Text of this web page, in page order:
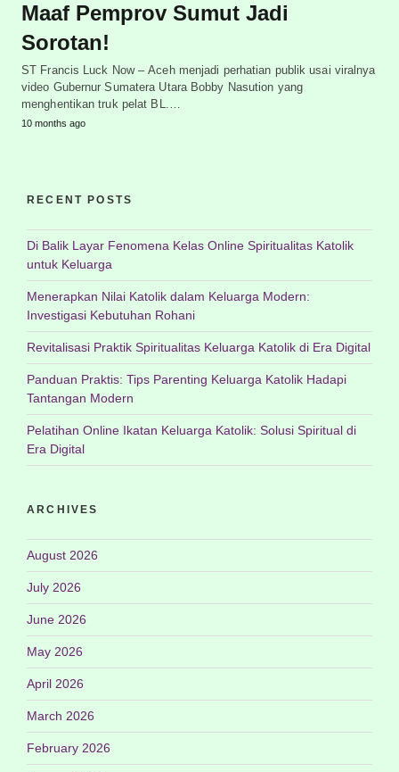
Maaf Pemprov Sumut Jadi
Sorotan!
ST Francis Luck Now – Aceh menjadi perhatian publik usai viralnya
video Gubernur Sumatera Utara Bobby Nasution yang
menghentikan truk pelat BL.…
10 months ago
RECENT POSTS
Di Balik Layar Fenomena Kelas Online Spiritualitas Katolik
untuk Keluarga
Menerapkan Nilai Katolik dalam Keluarga Modern:
Investigasi Kebutuhan Rohani
Revitalisasi Praktik Spiritualitas Keluarga Katolik di Era Digital
Panduan Praktis: Tips Parenting Keluarga Katolik Hadapi
Tantangan Modern
Pelatihan Online Ikatan Keluarga Katolik: Solusi Spiritual di
Era Digital
ARCHIVES
August 2026
July 2026
June 2026
May 2026
April 2026
March 2026
February 2026